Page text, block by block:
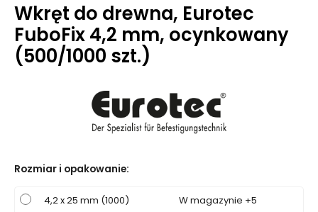
Wkręt do drewna, Eurotec
FuboFix 4,2 mm, ocynkowany
(500/1000 szt.)
Rozmiar i opakowanie:
4,2 x 25 mm (1000) W magazynie +5